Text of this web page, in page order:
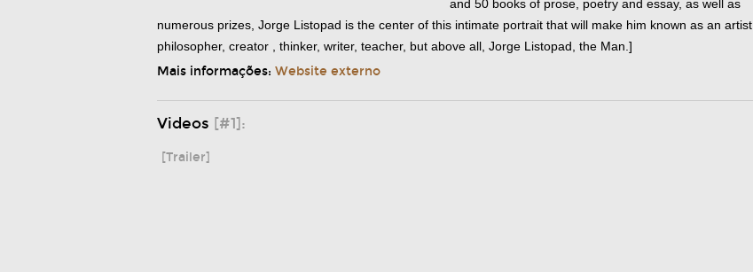
and 50 books of prose, poetry and essay, as well as
numerous prizes, Jorge Listopad is the center of this intimate portrait that will make him known as an artist,
philosopher, creator , thinker, writer, teacher, but above all, Jorge Listopad, the Man.]
Mais informações: Website externo
Videos [#1]:
[Trailer]